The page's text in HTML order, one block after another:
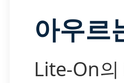
아우르
Lite-On의